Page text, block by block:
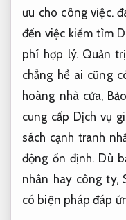
ưu cho công việc.
đến việc kiếm tìm
phí hợp lý. Quản
chẳng hề ai cũng
hoàng nhà cửa,
cung cấp Dịch vụ
sách cạnh tranh
động ổn định. Dù
nhân hay công ty,
có biện pháp đáp